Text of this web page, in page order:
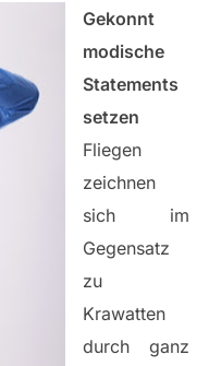
Gekonnt
modische
Statements
setzen
Fliegen
zeichnen
sich im
Gegensatz
zu
Krawatten
durch ganz